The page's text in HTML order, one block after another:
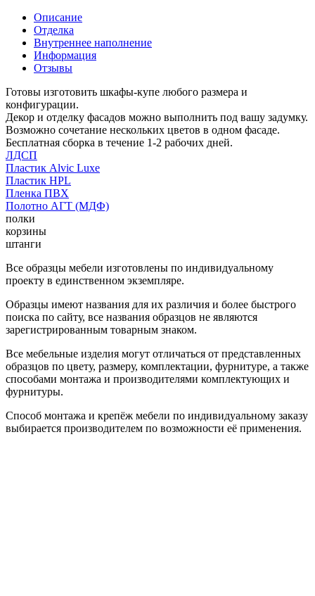
Описание
Отделка
Внутреннее наполнение
Информация
Отзывы
Готовы изготовить шкафы-купе любого размера и
конфигурации.
Декор и отделку фасадов можно выполнить под вашу задумку.
Возможно сочетание нескольких цветов в одном фасаде.
Бесплатная сборка в течение 1-2 рабочих дней.
ЛДСП
Пластик Alvic Luxe
Пластик HPL
Пленка ПВХ
Полотно АГТ (МДФ)
полки
корзины
штанги
Все образцы мебели изготовлены по индивидуальному
проекту в единственном экземпляре.
Образцы имеют названия для их различия и более быстрого
поиска по сайту, все названия образцов не являются
зарегистрированным товарным знаком.
Все мебельные изделия могут отличаться от представленных
образцов по цвету, размеру, комплектации, фурнитуре, а также
способами монтажа и производителями комплектующих и
фурнитуры.
Способ монтажа и крепёж мебели по индивидуальному заказу
выбирается производителем по возможности её применения.